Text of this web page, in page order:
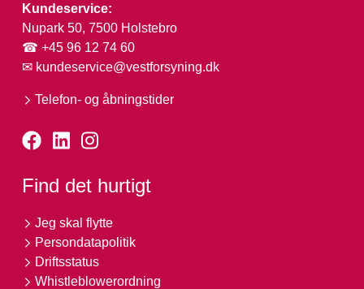
Kundeservice:
Nupark 50, 7500 Holstebro
☎ +45 96 12 74 60
✉ kundeservice@vestforsyning.dk
Telefon- og åbningstider
Find det hurtigt
Jeg skal flytte
Persondatapolitik
Driftsstatus
Whistleblowerordning